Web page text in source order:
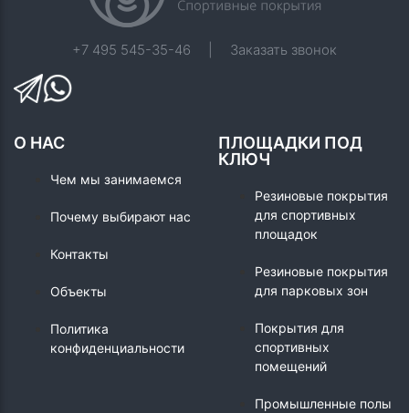
+7 495 545-35-46 Заказать звонок
О НАС
Чем мы занимаемся
Почему выбирают нас
Контакты
Объекты
Политика
конфиденциальности
ПЛОЩАДКИ ПОД
КЛЮЧ
Резиновые покрытия
для спортивных
площадок
Резиновые покрытия
для парковых зон
Покрытия для
спортивных
помещений
Промышленные полы